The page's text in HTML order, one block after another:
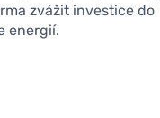
zvážit investice do
energií.